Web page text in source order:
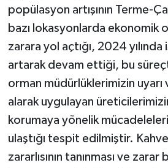
popülasyon artışının Terme-
bazı lokasyonlarda ekonomik
zarara yol açtığı, 2024
artarak devam ettiği, bu
orman müdürlüklerimizin uyarı
alarak uygulayan
korumaya yönelik
ulaştığı tespit edilmiştir.
zararlısının tanınması ve